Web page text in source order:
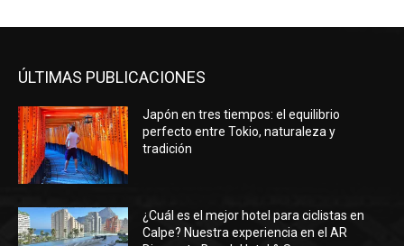
ÚLTIMAS PUBLICACIONES
Japón en tres tiempos: el equilibrio
perfecto entre Tokio, naturaleza y
tradición
¿Cuál es el mejor hotel para ciclistas en
Calpe? Nuestra experiencia en el AR